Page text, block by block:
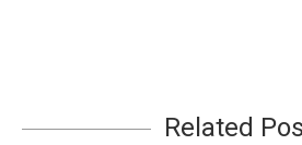
Related